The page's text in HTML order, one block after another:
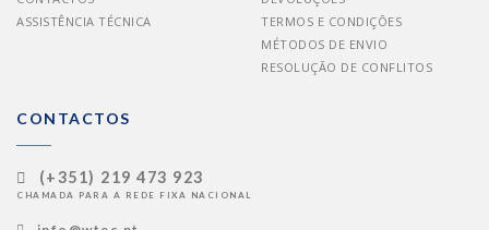
ASSISTÊNCIA TÉCNICA
TERMOS E CONDIÇÕES
MÉTODOS DE ENVIO
RESOLUÇÃO DE CONFLITOS
CONTACTOS
(+351) 219 473 923
CHAMADA PARA A REDE FIXA NACIONAL